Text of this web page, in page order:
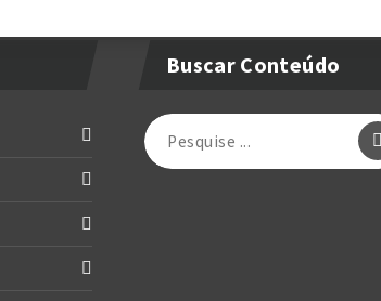
Buscar Conteúdo